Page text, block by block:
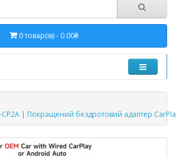
0 товар(ів) - 0.00₴
CP2A | Покращений бездротовий адаптер